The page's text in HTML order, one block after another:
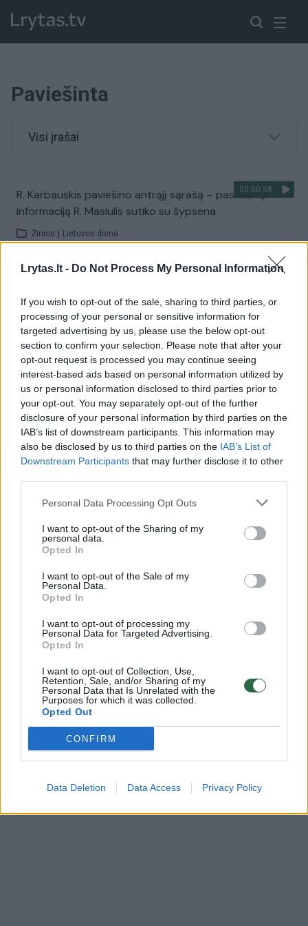
Lrytas.lt - Do Not Process My Personal Information
If you wish to opt-out of the sale, sharing to third parties, or
processing of your personal or sensitive information for
targeted advertising by us, please use the below opt-out
section to confirm your selection. Please note that after your
opt-out request is processed you may continue seeing
interest-based ads based on personal information utilized by
us or personal information disclosed to third parties prior to
your opt-out. You may separately opt-out of the further
disclosure of your personal information by third parties on the
IAB’s list of downstream participants. This information may
also be disclosed by us to third parties on the IAB’s List of
Downstream Participants that may further disclose it to other
Personal Data Processing Opt Outs
I want to opt-out of the Sharing of my
personal data.
Opted In
I want to opt-out of the Sale of my
Personal Data.
Opted In
I want to opt-out of processing my
Personal Data for Targeted Advertising.
Opted In
I want to opt-out of Collection, Use,
Retention, Sale, and/or Sharing of my
Personal Data that Is Unrelated with the
Purposes for which it was collected.
Opted Out
CONFIRM
Data Deletion Data Access Privacy Policy
Paviešinta
Visi įrašai
00:00:58
R. Karbauskis paviešino antrąjį sąrašą – paskelbtą
informaciją R. Masiulis sutiko su šypsena
Žinios Lietuvos diena
00:05:41
fermose Lietuvoje šokiruoja
Žinios | Lietuvos diena
00:01:03
Parodė, kaip smarkiai protestai gali suniokoti miestą
Žinios | Pasaulis
00:03:12
Valdantieji imsis veiksmų dėl paviešintų prezidentės ir
E. Masiulio laiškų
Nufilmuota, kaip JAV subombardavo Rusijos samdinius
Žinios | Pasaulis
Šiurpą keliantis įrašas: žudikas ruošia savo namus
Žinios | Pasaulis